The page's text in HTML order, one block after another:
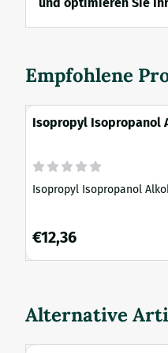
Empfohlene
Isopropyl Isopropanol
Isopropyl Isopropanol
Preis: 12,36
€12,36
Alternative